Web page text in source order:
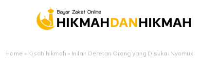
Home » Kisah hikmah » Inilah Deretan Orang yang Disukai Nyamuk